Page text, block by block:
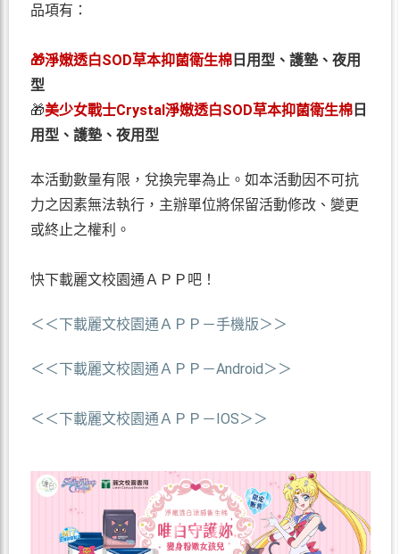
品項有：
🎁淨嫩透白SOD草本抑菌衛生棉日用型、護墊、夜用
型
🎁美少女戰士Crystal淨嫩透白SOD草本抑菌衛生棉日
用型、護墊、夜用型
本活動數量有限，兌換完畢為止。如本活動因不可抗
力之因素無法執行，主辦單位將保留活動修改、變更
或終止之權利。
快下載麗文校園通ＡＰＰ吧！
＜＜下載麗文校園通ＡＰＰ－手機版＞＞
＜＜下載麗文校園通ＡＰＰ－Android＞＞
＜＜下載麗文校園通ＡＰＰ－IOS＞＞